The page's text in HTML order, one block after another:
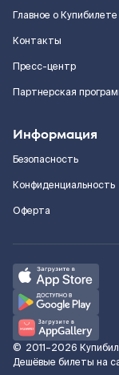
Главное о Купибилете
Контакты
Пресс-центр
Партнерская
Информация
Безопасность
Конфиденциальность
Оферта
© 2011–2026
Дешёвые билеты на